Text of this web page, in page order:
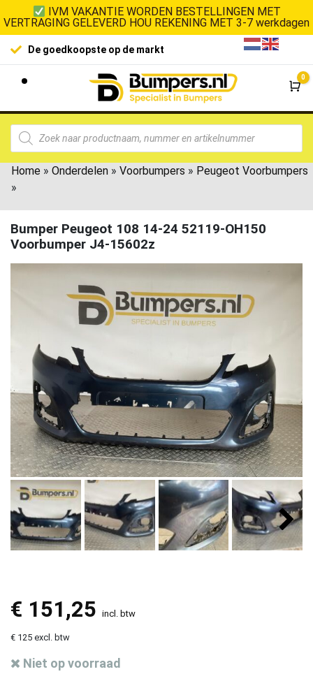
IVM VAKANTIE WORDEN BESTELLINGEN MET
VERTRAGING GELEVERD HOU REKENING MET 3-7 werkdagen
De goedkoopste op de markt
0
Home » Onderdelen » Voorbumpers » Peugeot Voorbumpers
»
Bumper Peugeot 108 14-24 52119-OH150
Voorbumper J4-15602z
€ 151,25 incl. btw
€ 125 excl. btw
Niet op voorraad